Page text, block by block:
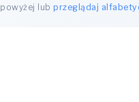
powyżej lubprzeglądaj